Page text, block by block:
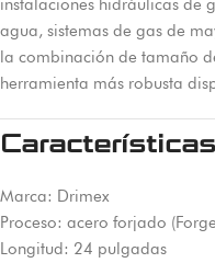
instalaciones hidráulicas de
agua, sistemas de gas de
la combinación de tamaño
herramienta más robusta
Marca: Drimex
Proceso: acero forjado
Longitud: 24 pulgadas